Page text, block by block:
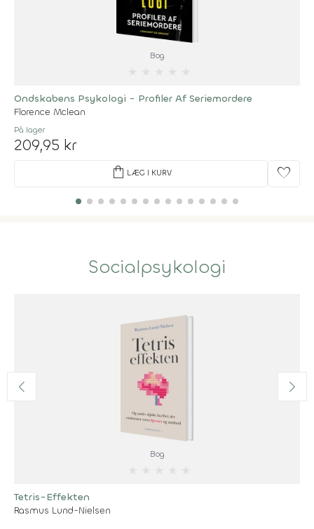
Bog
Ondskabens Psykologi - Profiler Af Seriemordere
Florence Mclean
På lager
209,95 kr
shopping_bag LÆG I KURV favorite
Socialpsykologi
Bog
Tetris-Effekten
Rasmus Lund-Nielsen